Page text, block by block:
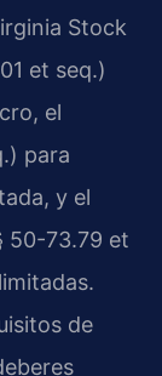
Stock
et seq.)
el
para
y el
50-73.79 et
de